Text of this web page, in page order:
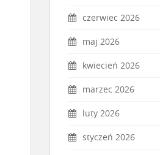
czerwiec 2026
maj 2026
kwiecień 2026
marzec 2026
luty 2026
styczeń 2026